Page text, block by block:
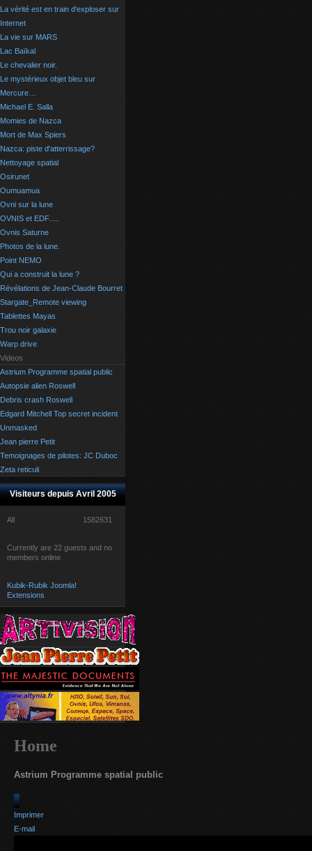
La vérité est en train d'exploser sur
Internet
La vie sur MARS
Lac Baïkal
Le chevalier noir.
Le mystérieux objet bleu sur
Mercure…
Michael E. Salla
Momies de Nazca
Mort de Max Spiers
Nazca: piste d'atterrissage?
Nettoyage spatial
Osirunet
Oumuamua
Ovni sur la lune
OVNIS et EDF.....
Ovnis Saturne
Photos de la lune.
Point NEMO
Qui a construit la lune ?
Révélations de Jean-Claude Bourret
Stargate_Remote viewing
Tablettes Mayas
Trou noir galaxie
Warp drive
Videos
Astrium Programme spatial public
Autopsie alien Roswell
Debris crash Roswell
Edgard Mitchell Top secret incident
Unmasked
Jean pierre Petit
Temoignages de pilotes: JC Duboc
Zeta reticuli
Visiteurs depuis Avril 2005
All 1582631
Currently are 22 guests and no
members online
Kubik-Rubik Joomla!
Extensions
Home
Astrium Programme spatial public
Imprimer
E-mail